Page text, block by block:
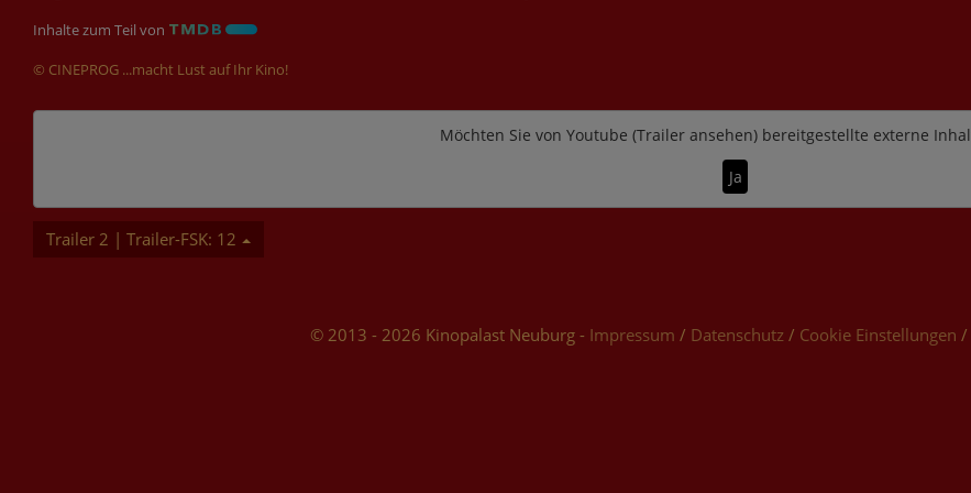
Inhalte zum Teil von
© CINEPROG ...macht Lust auf Ihr Kino!
Möchten Sie von Youtube (Trailer ansehen) bereitgestellte externe
Ja
Trailer 2 | Trailer-FSK: 12
© 2013 - 2026 Kinopalast Neuburg - Impressum / Datenschutz/ Cookie Einstellungen /